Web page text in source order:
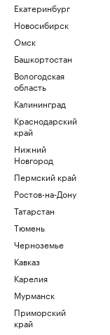
Екатеринбург
Новосибирск
Омск
Башкортостан
Вологодская
область
Калининград
Краснодарский
край
Нижний
Новгород
Пермский край
Ростов-на-Дону
Татарстан
Тюмень
Черноземье
Кавказ
Карелия
Мурманск
Приморский
край